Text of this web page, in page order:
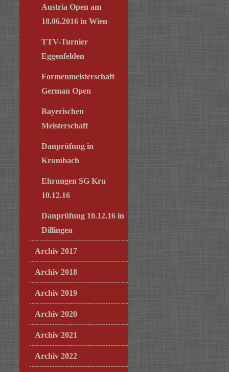
Austria Open am
18.06.2016 in Wien
TTV-Turnier
Eggenfelden
Formenmeisterschaft
German Open
Bayerischen
Meisterschaft
Danprüfung in
Krumbach
Ehrungen SG Kru
10.12.16
Danprüfung 10.12.16 in
Dillingen
Archiv 2017
Archiv 2018
Archiv 2019
Archiv 2020
Archiv 2021
Archiv 2022